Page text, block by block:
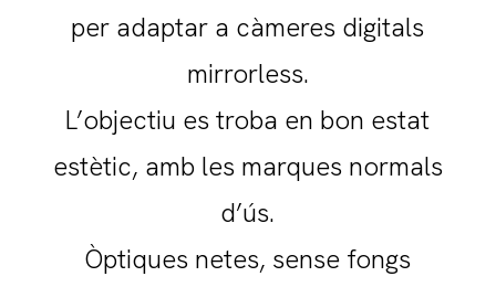
per adaptar a càmeres digitals
mirrorless.
L’objectiu es troba en bon estat
estètic, amb les marques normals
d’ús.
Òptiques netes, sense fongs